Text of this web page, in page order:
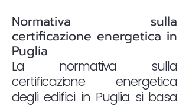
Normativa sulla
certificazione energetica in
Puglia
La normativa sulla
certificazione energetica
degli edifici in Puglia si basa